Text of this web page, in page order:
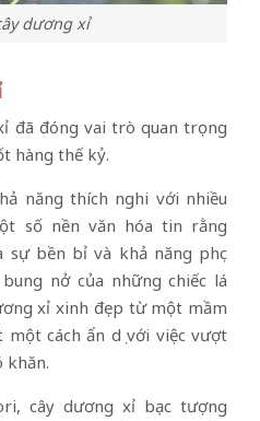
dương xỉ
đã đóng vai trò quan trọng
hàng thế kỷ.
năng thích nghi với nhiều
số nền văn hóa tin rằng
bền bỉ và khả năng phục
nở của những chiếc lá
xỉ xinh đẹp từ một mầm
cách ẩn dụ với việc vượt
khăn.
cây dương xỉ bạc tượng